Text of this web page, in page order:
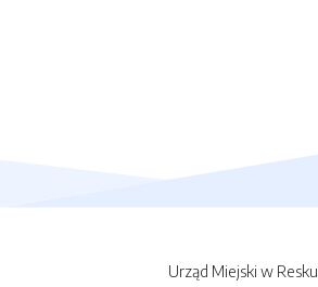
Urząd Miejski w Resku